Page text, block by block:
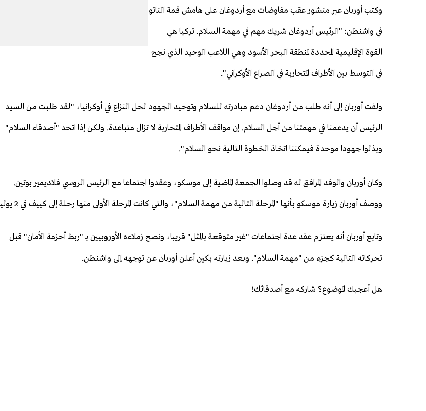
وكتب أوربان عبر منشور عقب مفاوضات مع أردوغان على هامش قمة الناتو
في واشنطن: "الرئيس أردوغان شريك مهم في مهمة السلام. تركيا هي
القوة الإقليمية المحددة لمنطقة البحر الأسود وهي اللاعب الوحيد الذي نجح
في التوسط بين الأطراف المتحاربة في الصراع الأوكراني".
ولفت أوربان إلى أنه طلب من أردوغان دعم مبادرته للسلام وتوحيد الجهود لحل النزاع في أوكرانيا، "لقد طلبت من السيد
الرئيس أن يدعمنا في مهمتنا من أجل السلام. إن مواقف الأطراف المتحاربة لا تزال متباعدة. ولكن إذا اتحد "أصدقاء السلام"
وبذلوا جهودا موحدة فيمكننا اتخاذ الخطوة التالية نحو السلام".
وكان أوربان والوفد المرافق له قد وصلوا الجمعة الماضية إلى موسكو، وعقدوا اجتماعا مع الرئيس الروسي فلاديمير بوتين.
ووصف أوربان زيارة موسكو بأنها "المرحلة التالية من مهمة السلام"، والتي كانت المرحلة الأولى منها رحلة إلى كييف في 2 يوليو.
وتابع أوربان أنه يعتزم عقد عدة اجتماعات "غير متوقعة بالمثل" قريبا، ونصح زملاءه الأوروبيين بـ "ربط أحزمة الأمان" قبل
تحركاته التالية كجزء من "مهمة السلام". وبعد زيارته بكين أعلن أوربان عن توجهه إلى واشنطن.
هل أعجبك الموضوع؟ شاركه مع أصدقائك!